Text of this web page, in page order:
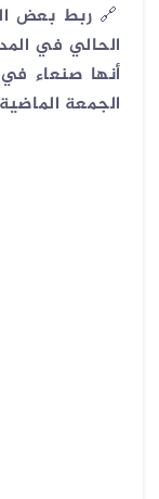
🔗 ربط بعض
الحالي في
أنها صنعاء
الجمعة